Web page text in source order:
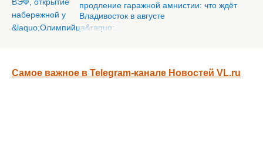
продление гаражной амнистии: что ждёт
Владивосток в августе
Самое важное в Telegram-канале Новостей VL.ru